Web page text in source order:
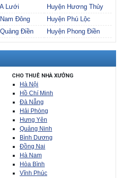
Lưới
Huyện Hương Thủy
Đông
Huyện Phú Lộc
Điền Huyện Phong Điền
CHO THUÊ NHÀ XƯỞNG
Hà Nội
Hồ Chí Minh
Đà Nẵng
Hải Phòng
Hưng Yên
Quảng Ninh
Bình Dương
Đồng Nai
Hà Nam
Hòa Bình
Vĩnh Phúc